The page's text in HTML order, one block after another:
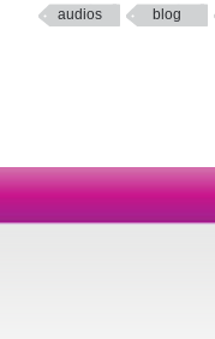
audios blog